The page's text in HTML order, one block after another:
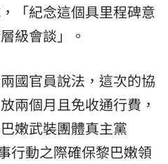
「紀念這個具里程碑意
級會談」。
國官員說法，這次的協
兩個月且免收通行費，
嫩武裝團體真主黨
行動之際確保黎巴嫩領